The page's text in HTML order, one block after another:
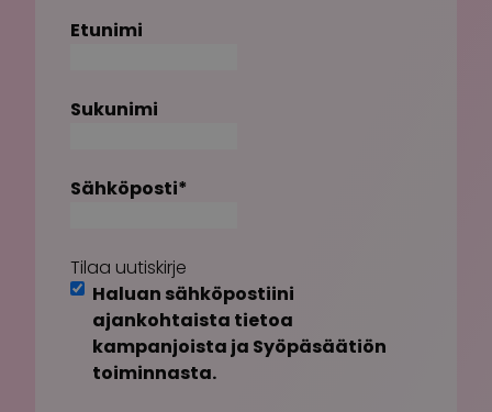
Etunimi
Sukunimi
Sähköposti*
Tilaa uutiskirje
Haluan sähköpostiini
ajankohtaista tietoa
kampanjoista ja Syöpäsäätiön
toiminnasta.